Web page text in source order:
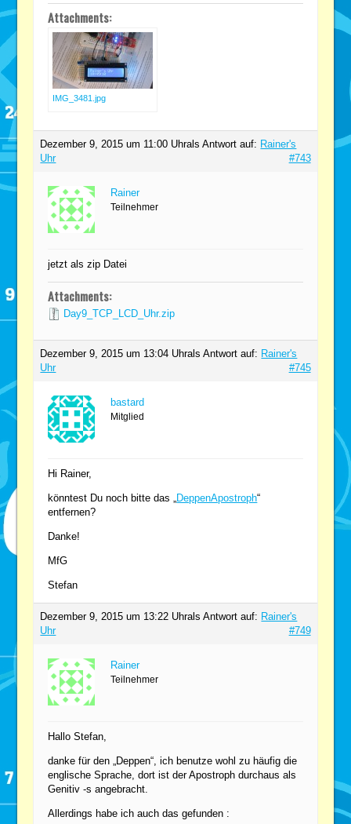
Attachments:
IMG_3481.jpg
Dezember 9, 2015 um 11:00 Uhrals Antwort auf: Rainer's
Uhr
#743
Rainer
Teilnehmer
jetzt als zip Datei
Attachments:
Day9_TCP_LCD_Uhr.zip
Dezember 9, 2015 um 13:04 Uhrals Antwort auf: Rainer's
Uhr
#745
bastard
Mitglied
Hi Rainer,
könntest Du noch bitte das „ DeppenApostroph“
entfernen?
Danke!
MfG
Stefan
Dezember 9, 2015 um 13:22 Uhrals Antwort auf: Rainer's
Uhr
#749
Rainer
Teilnehmer
Hallo Stefan,
danke für den „Deppen“, ich benutze wohl zu häufig die
englische Sprache, dort ist der Apostroph durchaus als
Genitiv -s angebracht.
Allerdings habe ich auch das gefunden :